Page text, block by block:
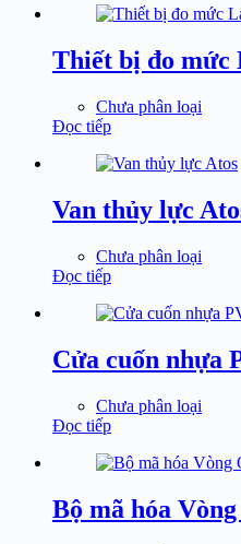
Thiết bị đo mức
Chưa phân loại
Đọc tiếp
Van thủy lực
Chưa phân loại
Đọc tiếp
Cửa cuốn nhựa
Chưa phân loại
Đọc tiếp
Bộ mã hóa